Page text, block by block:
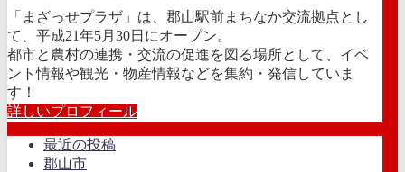
「まざっせプラザ」は、郡山駅前まちなか交流拠点とし
て、平成21年5月30日にオープン。
都市と農村の連携・交流の促進を図る場所として、イベ
ント情報や観光・物産情報などを集約・発信していま
す！
詳しいプロフィール
最近の投稿
郡山市